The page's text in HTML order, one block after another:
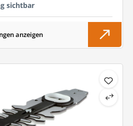
sichtbar
anzeigen